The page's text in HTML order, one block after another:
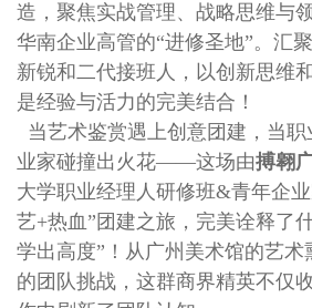
造，聚焦实战管理、战略思维与
华南企业高管的“进修圣地”。汇
新锐和二代接班人，以创新思维
是经验与活力的完美结合！
当艺术鉴赏遇上创意团建，当
业家碰撞出火花——这场由搏翱
大学职业经理人研修班&青年企
艺+热血”团建之旅，完美诠释了
学出高度”！从广州美术馆的艺术
的团队挑战，这群商界精英不仅